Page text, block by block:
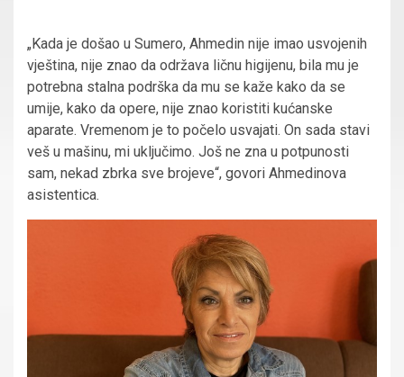
„Kada je došao u Sumero, Ahmedin nije imao usvojenih
vještina, nije znao da održava ličnu higijenu, bila mu je
potrebna stalna podrška da mu se kaže kako da se
umije, kako da opere, nije znao koristiti kućanske
aparate. Vremenom je to počelo usvajati. On sada stavi
veš u mašinu, mi uključimo. Još ne zna u potpunosti
sam, nekad zbrka sve brojeve“, govori Ahmedinova
asistentica.